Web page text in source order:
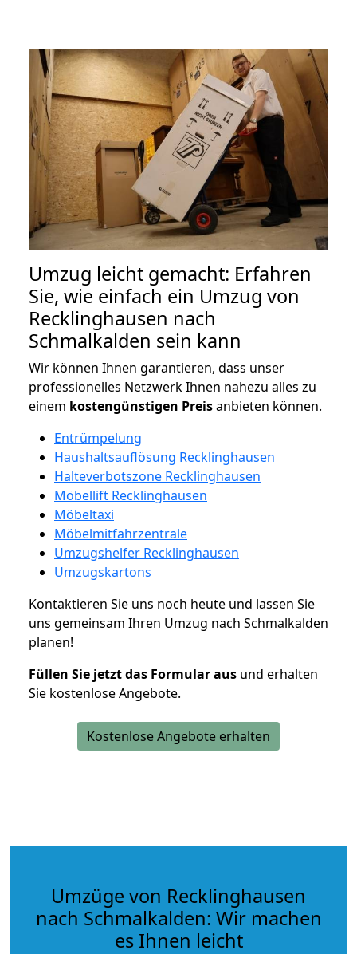
Umzug leicht gemacht: Erfahren
Sie, wie einfach ein Umzug von
Recklinghausen nach
Schmalkalden sein kann
Wir können Ihnen garantieren, dass unser
professionelles Netzwerk Ihnen nahezu alles zu
einem kostengünstigen Preisanbieten können.
Entrümpelung
Haushaltsauflösung Recklinghausen
Halteverbotszone Recklinghausen
Möbellift Recklinghausen
Möbeltaxi
Möbelmitfahrzentrale
Umzugshelfer Recklinghausen
Umzugskartons
Kontaktieren Sie uns noch heute und lassen Sie
uns gemeinsam Ihren Umzug nach Schmalkalden
planen!
Füllen Sie jetzt das Formular aus und erhalten
Sie kostenlose Angebote.
Kostenlose Angebote erhalten
Umzüge von Recklinghausen
nach Schmalkalden: Wir machen
es Ihnen leicht